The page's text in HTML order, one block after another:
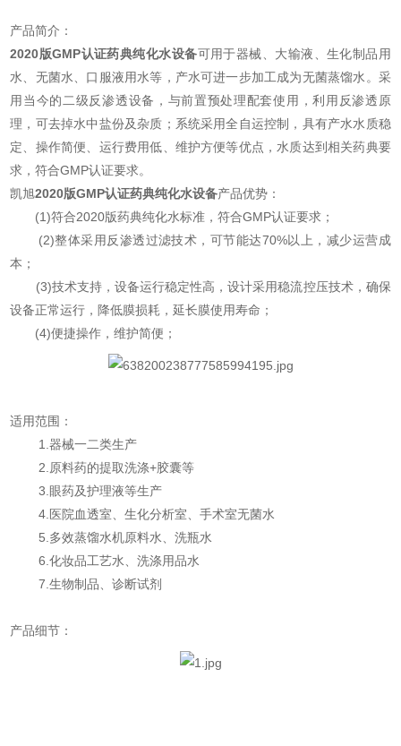
产品简介：
2020版GMP认证药典纯化水设备可用于器械、大输液、生化制品用
水、无菌水、口服液用水等，产水可进一步加工成为无菌蒸馏水。采
用当今的二级反渗透设备，与前置预处理配套使用，利用反渗透原
理，可去掉水中盐份及杂质；系统采用全自运控制，具有产水水质稳
定、操作简便、运行费用低、维护方便等优点，水质达到相关药典要
求，符合GMP认证要求。
凯旭2020版GMP认证药典纯化水设备产品优势：
(1)符合2020版药典纯化水标准，符合GMP认证要求；
(2)整体采用反渗透过滤技术，可节能达70%以上，减少运营成
本；
(3)技术支持，设备运行稳定性高，设计采用稳流控压技术，确保
设备正常运行，降低膜损耗，延长膜使用寿命；
(4)便捷操作，维护简便；
适用范围：
1.器械一二类生产
2.原料药的提取洗涤+胶囊等
3.眼药及护理液等生产
4.医院血透室、生化分析室、手术室无菌水
5.多效蒸馏水机原料水、洗瓶水
6.化妆品工艺水、洗涤用品水
7.生物制品、诊断试剂
产品细节：